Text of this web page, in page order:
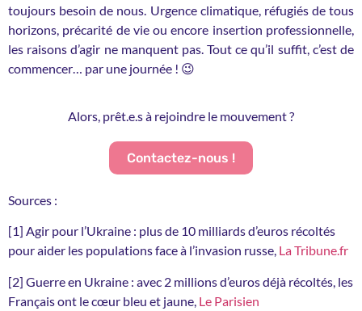
toujours besoin de nous. Urgence climatique, réfugiés de tous
horizons, précarité de vie ou encore insertion professionnelle,
les raisons d’agir ne manquent pas. Tout ce qu’il suffit, c’est de
commencer… par une journée ! 😉
Alors, prêt.e.s à rejoindre le mouvement ?
Contactez-nous !
Sources :
[1] Agir pour l’Ukraine : plus de 10 milliards d’euros récoltés
pour aider les populations face à l’invasion russe, La Tribune.fr
[2] Guerre en Ukraine : avec 2 millions d’euros déjà récoltés, les
Français ont le cœur bleu et jaune, Le Parisien